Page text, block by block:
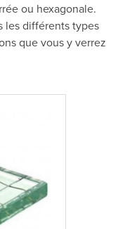
ou hexagonale.
les différents types
que vous y verrez